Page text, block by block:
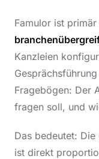
Famulor ist primär
Kanzleien
Fragebögen: Der
fragen soll, und
Das bedeutet:
ist direkt